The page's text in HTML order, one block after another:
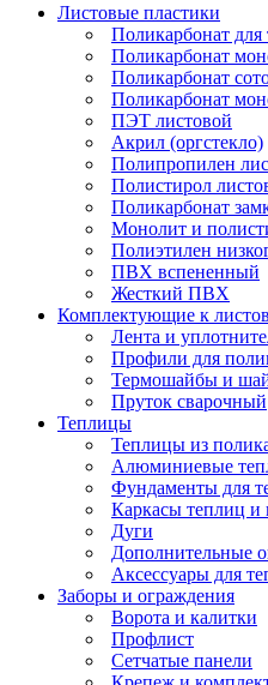
Листовые пластики
Поликарбонат для
Поликарбонат
Поликарбонат
Поликарбонат
ПЭТ листовой
Акрил (оргстекло)
Полипропилен
Полистирол
Поликарбонат
Монолит и
Полиэтилен
ПВХ вспененный
Жесткий ПВХ
Комплектующие к
Лента и
Профили для
Термошайбы и
Пруток сварочный
Теплицы
Теплицы из
Алюминиевые
Фундаменты для
Каркасы теплиц и
Дуги
Дополнительные
Аксессуары для
Заборы и ограждения
Ворота и калитки
Профлист
Сетчатые панели